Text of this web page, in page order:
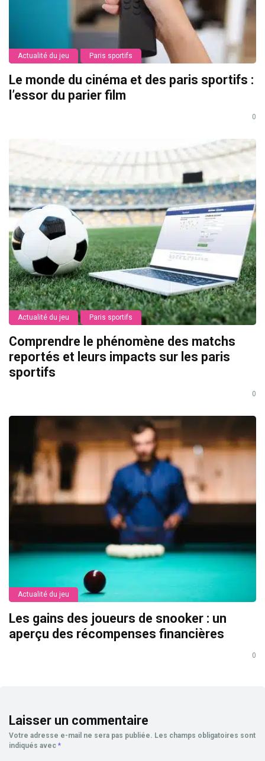
Actualité du jeu Paris sportifs
Le monde du cinéma et des paris sportifs :
l’essor du parier film
0
Actualité du jeu Paris sportifs
Comprendre le phénomène des matchs
reportés et leurs impacts sur les paris
sportifs
0
Actualité du jeu
Les gains des joueurs de snooker : un
aperçu des récompenses financières
0
Laisser un commentaire
Votre adresse e-mail ne sera pas publiée. Les champs obligatoires sont
indiqués avec *